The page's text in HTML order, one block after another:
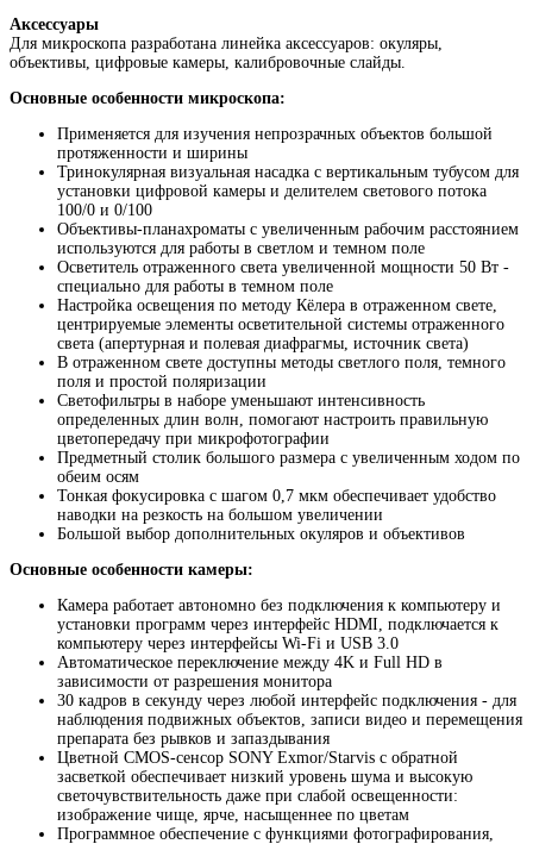
Аксессуары
Для микроскопа разработана линейка аксессуаров: окуляры,
объективы, цифровые камеры, калибровочные слайды.
Основные особенности микроскопа:
Применяется для изучения непрозрачных объектов большой
протяженности и ширины
Тринокулярная визуальная насадка с вертикальным тубусом для
установки цифровой камеры и делителем светового потока
100/0 и 0/100
Объективы-планахроматы с увеличенным рабочим расстоянием
используются для работы в светлом и темном поле
Осветитель отраженного света увеличенной мощности 50 Вт -
специально для работы в темном поле
Настройка освещения по методу Кёлера в отраженном свете,
центрируемые элементы осветительной системы отраженного
света (апертурная и полевая диафрагмы, источник света)
В отраженном свете доступны методы светлого поля, темного
поля и простой поляризации
Светофильтры в наборе уменьшают интенсивность
определенных длин волн, помогают настроить правильную
цветопередачу при микрофотографии
Предметный столик большого размера с увеличенным ходом по
обеим осям
Тонкая фокусировка с шагом 0,7 мкм обеспечивает удобство
наводки на резкость на большом увеличении
Большой выбор дополнительных окуляров и объективов
Основные особенности камеры:
Камера работает автономно без подключения к компьютеру и
установки программ через интерфейс HDMI, подключается к
компьютеру через интерфейсы Wi-Fi и USB 3.0
Автоматическое переключение между 4K и Full HD в
зависимости от разрешения монитора
30 кадров в секунду через любой интерфейс подключения - для
наблюдения подвижных объектов, записи видео и перемещения
препарата без рывков и запаздывания
Цветной CMOS-сенсор SONY Exmor/Starvis с обратной
засветкой обеспечивает низкий уровень шума и высокую
светочувствительность даже при слабой освещенности:
изображение чище, ярче, насыщеннее по цветам
Программное обеспечение с функциями фотографирования,